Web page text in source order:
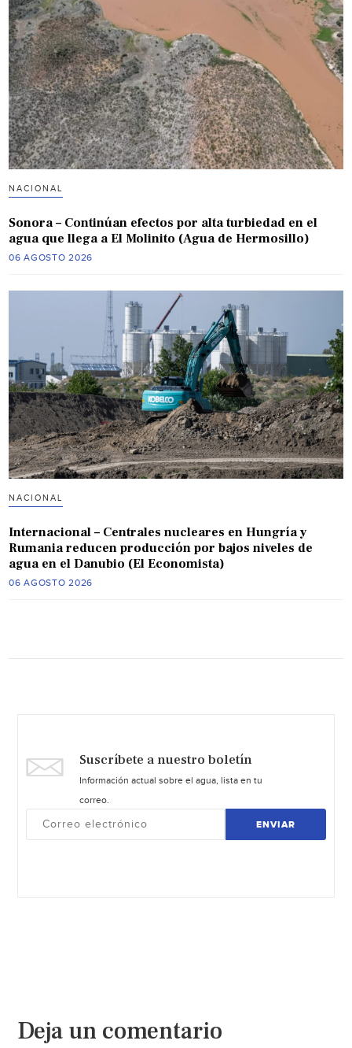
NACIONAL
Sonora – Continúan efectos por alta turbiedad en el
agua que llega a El Molinito (Agua de Hermosillo)
06 AGOSTO 2026
NACIONAL
Internacional – Centrales nucleares en Hungría y
Rumania reducen producción por bajos niveles de
agua en el Danubio (El Economista)
06 AGOSTO 2026
Suscríbete a nuestro boletín
Información actual sobre el agua, lista en tu
correo.
ENVIAR
Deja un comentario